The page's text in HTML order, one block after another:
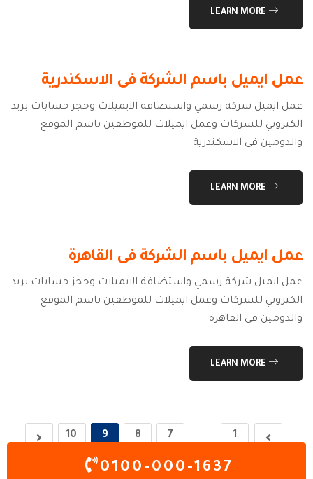
LEARN MORE
عمل ايميل باسم الشركة فى الاسكندرية
عمل ايميل شركة رسمي واستضافة الايميلات وحجز حسابات بريد
الكتروني للشركات وعمل ايميلات للموظفين باسم الموقع
والدومين فى الاسكندرية
LEARN MORE
عمل ايميل باسم الشركة فى القاهرة
عمل ايميل شركة رسمي واستضافة الايميلات وحجز حسابات بريد
الكتروني للشركات وعمل ايميلات للموظفين باسم الموقع
والدومين فى القاهرة
LEARN MORE
1
……
7
8
9
10
0100-000-1637